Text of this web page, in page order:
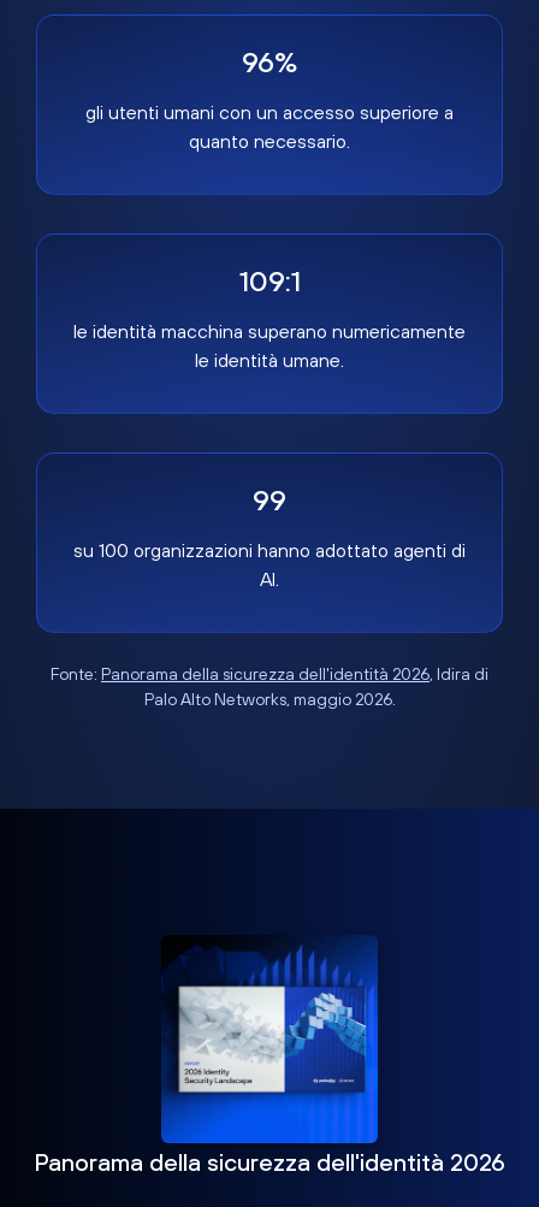
96%
gli utenti umani con un accesso superiore a
quanto necessario.
109:1
le identità macchina superano numericamente
le identità umane.
99
su 100 organizzazioni hanno adottato agenti di
AI.
Fonte: Panorama della sicurezza dell'identità 2026, Idira di
Palo Alto Networks, maggio 2026.
Panorama della sicurezza dell'identità 2026